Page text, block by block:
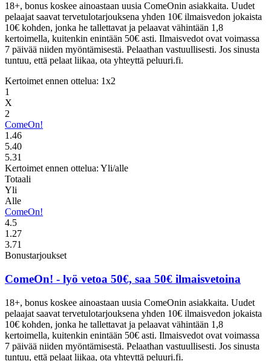
18+, bonus koskee ainoastaan uusia ComeOnin asiakkaita. Uudet
pelaajat saavat tervetulotarjouksena yhden 10€ ilmaisvedon jokaista
10€ kohden, jonka he tallettavat ja pelaavat vähintään 1,8
kertoimella, kuitenkin enintään 50€ asti. Ilmaisvedot ovat voimassa
7 päivää niiden myöntämisestä. Pelaathan vastuullisesti. Jos sinusta
tuntuu, että pelaat liikaa, ota yhteyttä peluuri.fi.
Kertoimet ennen ottelua: 1x2
1
X
2
ComeOn!
1.46
5.40
5.31
Kertoimet ennen ottelua: Yli/alle
Totaali
Yli
Alle
ComeOn!
4.5
1.27
3.71
Bonustarjoukset
ComeOn! - lyö vetoa 50€, saa 50€ ilmaisvetoina
18+, bonus koskee ainoastaan uusia ComeOnin asiakkaita. Uudet
pelaajat saavat tervetulotarjouksena yhden 10€ ilmaisvedon jokaista
10€ kohden, jonka he tallettavat ja pelaavat vähintään 1,8
kertoimella, kuitenkin enintään 50€ asti. Ilmaisvedot ovat voimassa
7 päivää niiden myöntämisestä. Pelaathan vastuullisesti. Jos sinusta
tuntuu, että pelaat liikaa, ota yhteyttä peluuri.fi.